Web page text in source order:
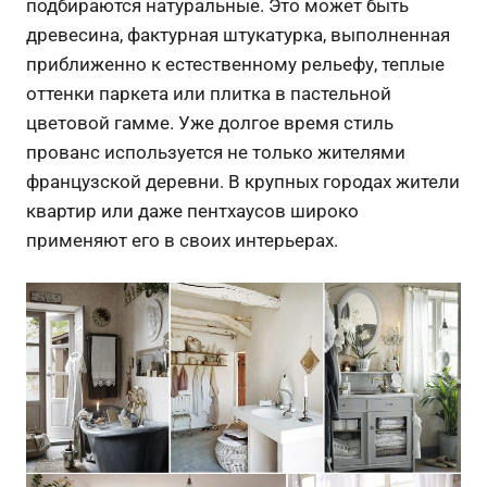
подбираются натуральные. Это может быть
древесина, фактурная штукатурка, выполненная
приближенно к естественному рельефу, теплые
оттенки паркета или плитка в пастельной
цветовой гамме. Уже долгое время стиль
прованс используется не только жителями
французской деревни. В крупных городах жители
квартир или даже пентхаусов широко
применяют его в своих интерьерах.